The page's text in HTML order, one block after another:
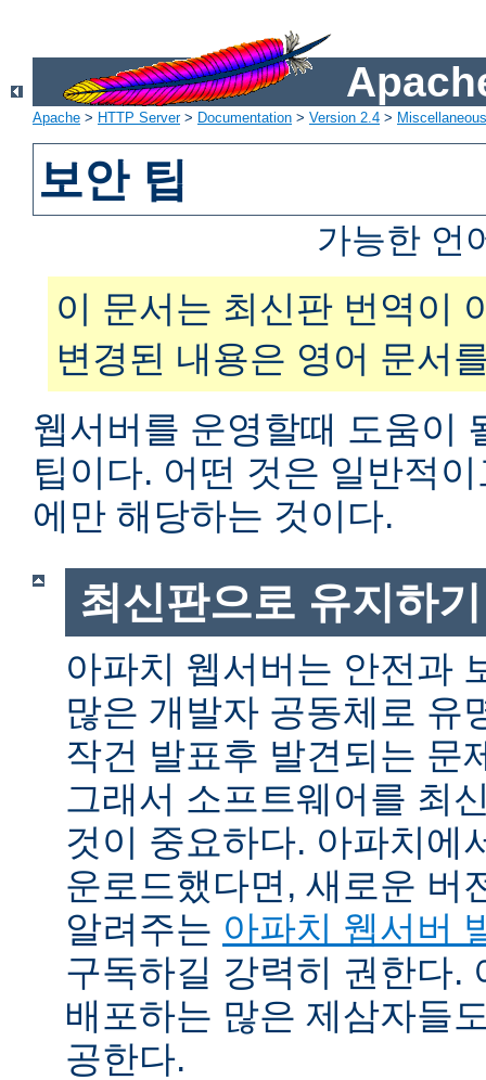
Apache > HTTP Server> Documentation > Version 2.4 >
보안 팁
가능한 언
이 문서는 최신판 번역이
변경된 내용은 영어 문서
웹서버를 운영할때 도움이
팁이다. 어떤 것은 일반적
에만 해당하는 것이다.
최신판으로 유지하기
아파치 웹서버는 안전과
많은 개발자 공동체로 유
작건 발표후 발견되는 문
그래서 소프트웨어를 최
것이 중요하다. 아파치에
운로드했다면, 새로운 버
알려주는 아파치 웹서버
구독하길 강력히 권한다.
배포하는 많은 제삼자들
공한다.